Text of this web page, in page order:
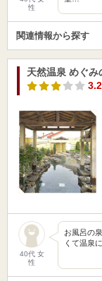
性
関連情報から探す
天然温泉 めぐみ
40代 女
性
お風呂の
くて温泉